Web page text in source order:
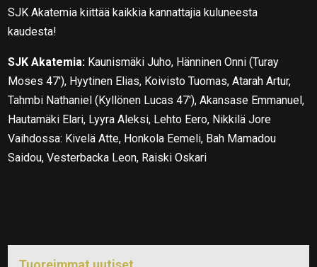
SJK Akatemia kiittää kaikkia kannattajia kuluneesta
kaudesta!
SJK Akatemia: Kaunismäki Juho, Hänninen Onni (Turay
Moses 47′), Hyytinen Elias, Koivisto Tuomas, Atarah Artur,
Tahmbi Nathaniel (Kyllönen Lucas 47′), Akansase Emmanuel,
Hautamäki Elari, Lyyra Aleksi, Lehto Eero, Nikkilä Jore
Vaihdossa: Kivelä Atte, Honkola Eemeli, Bah Mamadou
Saidou, Vesterbacka Leon, Raiski Oskari